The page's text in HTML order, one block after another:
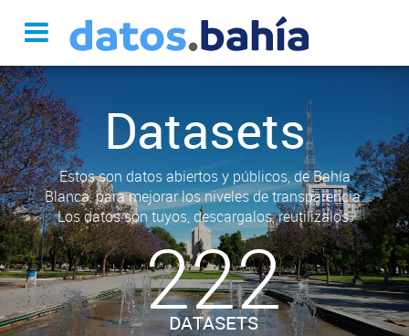
Datasets
Estos son datos abiertos y públicos, de Bahía
Blanca, para mejorar los niveles de transparencia.
Los datos son tuyos, descargalos, reutilizalos.
222
DATASETS